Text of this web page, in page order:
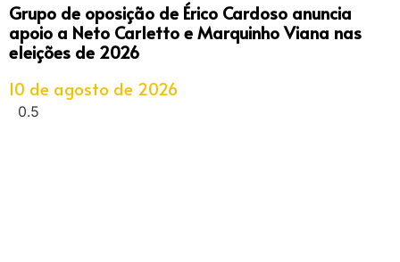
Grupo de oposição de Érico Cardoso anuncia
apoio a Neto Carletto e Marquinho Viana nas
eleições de 2026
10 de agosto de 2026